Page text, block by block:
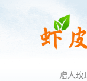
赠人玫